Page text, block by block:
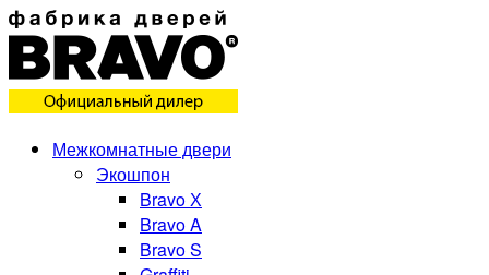
Межкомнатные двери
Экошпон
Bravo Х
Bravo A
Bravo S